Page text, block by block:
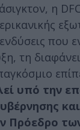
η
που
τη
υπό την
Πρόεδρο